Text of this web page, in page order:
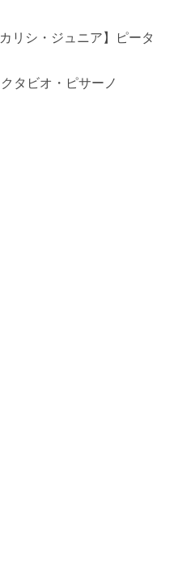
リシ・ジュニア】ピータ
タビオ・ピサーノ